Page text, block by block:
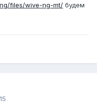
files/wive-ng-mt/ будем